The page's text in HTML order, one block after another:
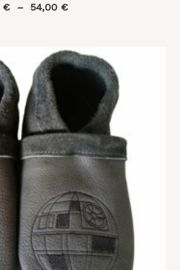
€ – 54,00 €
Plage
de
54,00 €